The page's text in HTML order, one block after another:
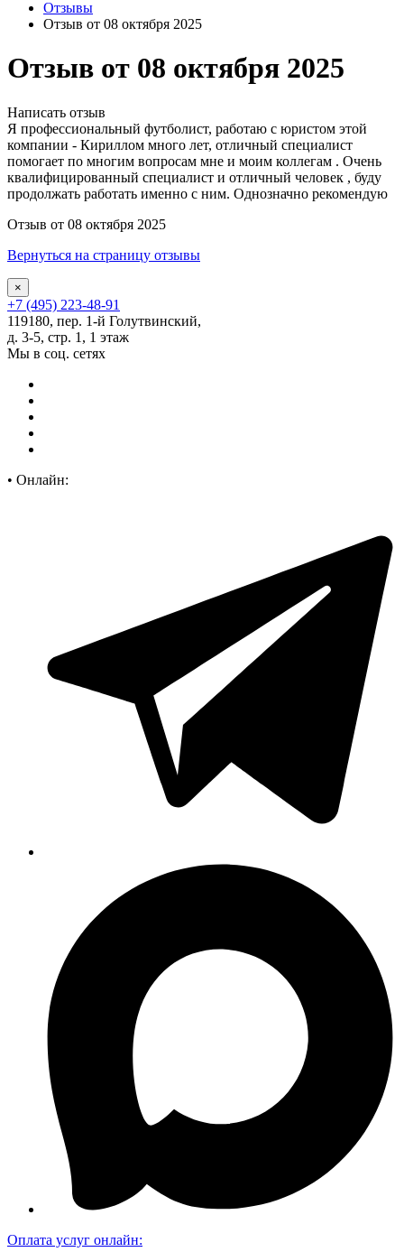
Отзывы
Отзыв от 08 октября 2025
Отзыв от 08 октября 2025
Написать отзыв
Я профессиональный футболист, работаю с юристом этой
компании - Кириллом много лет, отличный специалист
помогает по многим вопросам мне и моим коллегам . Очень
квалифицированный специалист и отличный человек , буду
продолжать работать именно с ним. Однозначно рекомендую
Отзыв от 08 октября 2025
Вернуться на страницу отзывы
×
+7 (495) 223-48-91
119180, пер. 1-й Голутвинский,
д. 3-5, стр. 1, 1 этаж
Мы в соц. сетях
• Онлайн:
Оплата услуг онлайн: